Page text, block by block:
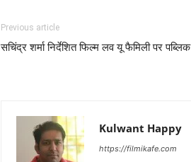
Previous article
सचिंद्र शर्मा निर्देशित फिल्‍म लव यू फैमिली पर
Kulwant Happy
https://filmikafe.com